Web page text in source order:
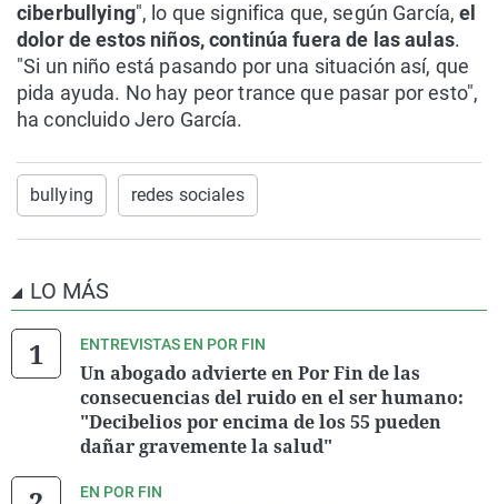
ciberbullying", lo que significa que, según García,el
dolor de estos niños, continúa fuera de las aulas.
"Si un niño está pasando por una situación así, que
pida ayuda. No hay peor trance que pasar por esto",
ha concluido Jero García.
bullying redes sociales
LO MÁS
ENTREVISTAS EN POR FIN
Un abogado advierte en Por Fin de las
consecuencias del ruido en el ser humano:
"Decibelios por encima de los 55 pueden
dañar gravemente la salud"
EN POR FIN